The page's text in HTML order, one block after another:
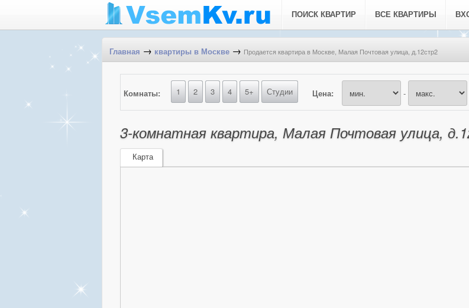
ПОИСК КВАРТИР ВСЕ КВАРТИРЫ
Главная → квартиры в Москве → Продается квартира в Москве, Малая Почтовая улица, д.12стр2
Комнаты: 1 2 3 4 5+ Студии Цена: -
3-комнатная квартира, Малая Почтовая улица,
Карта